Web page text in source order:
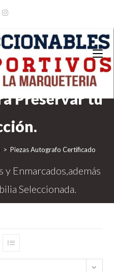
> Piezas Autografo Certificado